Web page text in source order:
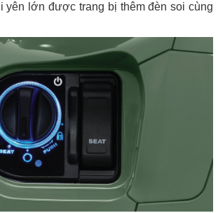
yên lớn được trang bị thêm đèn soi cùng